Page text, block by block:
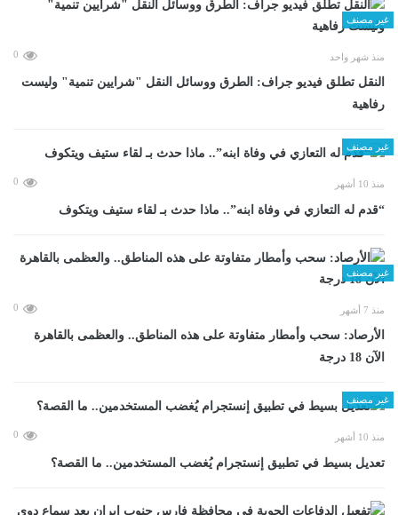
غير مصنف
منذ شهر واحد 0
​النقل تطلق فيديو جراف: الطرق ووسائل النقل "شرايين تنمية" وليست
رفاهية
غير مصنف
منذ 10 أشهر 0
“قدم له التعازي في وفاة ابنه”.. ماذا حدث بـ لقاء ستيف ويتكوف
غير مصنف
منذ 7 أشهر 0
الأرصاد: سحب وأمطار متفاوتة على هذه المناطق.. والعظمى بالقاهرة
الآن 18 درجة
غير مصنف
منذ 10 أشهر 0
تعديل بسيط في تطبيق إنستجرام يُغضب المستخدمين.. ما القصة؟